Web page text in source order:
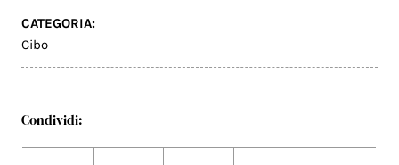
CATEGORIA:
Cibo
Condividi: